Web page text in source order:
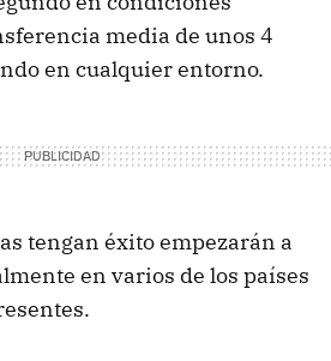
media de unos 4
en cualquier entorno.
tengan éxito empezarán a
en varios de los países